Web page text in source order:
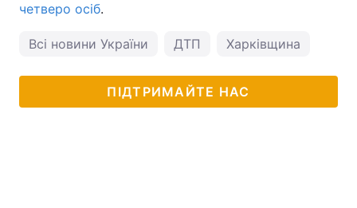
четверо осіб.
Всі новини України ДТП Харківщина
ПІДТРИМАЙТЕ НАС